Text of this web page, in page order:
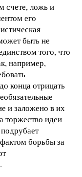
счете, ложь и
его
быть не
того, что
например,
конца отрицать
и заложено в их
торжество идеи
борьбы за